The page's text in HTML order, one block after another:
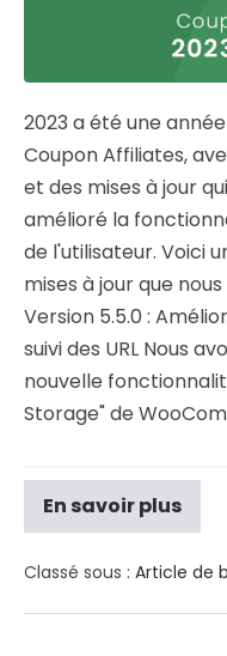
2023 a été une
Coupon Affiliates,
et des mises à jour
amélioré la
de l'utilisateur. Voici
mises à jour que
Version 5.5.0 :
suivi des URL Nous
nouvelle
Storage" de
En savoir plus
Classé sous : Article de